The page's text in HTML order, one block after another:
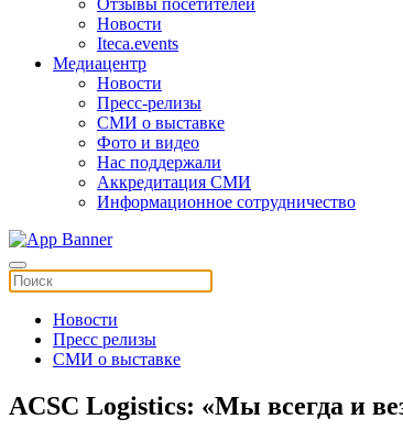
Отзывы посетителей
Новости
Iteca.events
Медиацентр
Новости
Пресс-релизы
СМИ о выставке
Фото и видео
Нас поддержали
Аккредитация СМИ
Информационное сотрудничество
Новости
Пресс релизы
СМИ о выставке
ACSC Logistics: «Мы всегда и